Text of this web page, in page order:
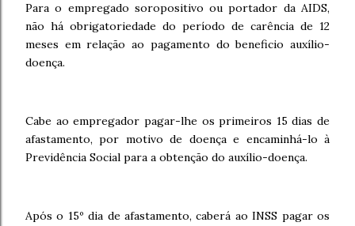
Para o empregado soropositivo ou portador da AIDS,
não há obrigatoriedade do período de carência de 12
meses em relação ao pagamento do beneficio auxílio-
doença.
Cabe ao empregador pagar-lhe os primeiros 15 dias de
afastamento, por motivo de doença e encaminhá-lo à
Previdência Social para a obtenção do auxílio-doença.
Após o 15º dia de afastamento, caberá ao INSS pagar os